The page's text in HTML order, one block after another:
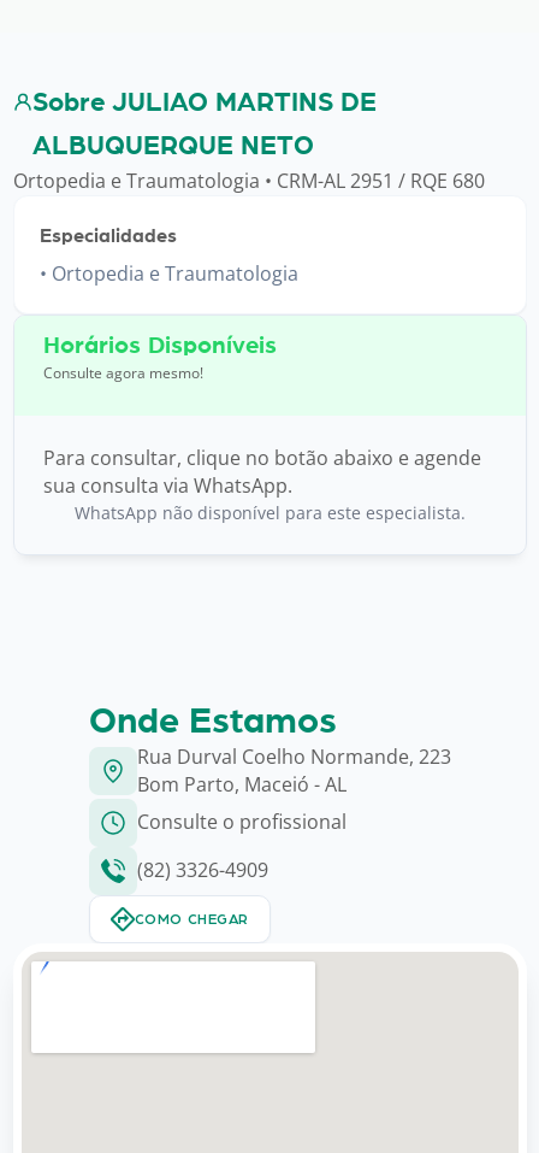
Sobre JULIAO MARTINS DE
ALBUQUERQUE NETO
Ortopedia e Traumatologia • CRM-AL 2951 / RQE 680
Especialidades
Ortopedia e Traumatologia
Horários Disponíveis
Consulte agora mesmo!
Para consultar, clique no botão abaixo e agende
sua consulta via WhatsApp.
WhatsApp não disponível para este especialista.
Onde Estamos
Rua Durval Coelho Normande, 223
Bom Parto, Maceió - AL
Consulte o profissional
(82) 3326-4909
COMO CHEGAR